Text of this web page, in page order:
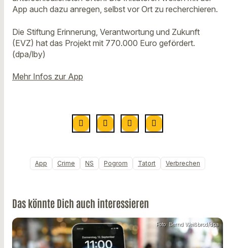
App auch dazu anregen, selbst vor Ort zu recherchieren.
Die Stiftung Erinnerung, Verantwortung und Zukunft
(EVZ) hat das Projekt mit 770.000 Euro gefördert.
(dpa/lby)
Mehr Infos zur App
App Crime NS Pogrom Tatort Verbrechen
Das könnte Dich auch interessieren
Foto: Bernd Weißbrod/dpa